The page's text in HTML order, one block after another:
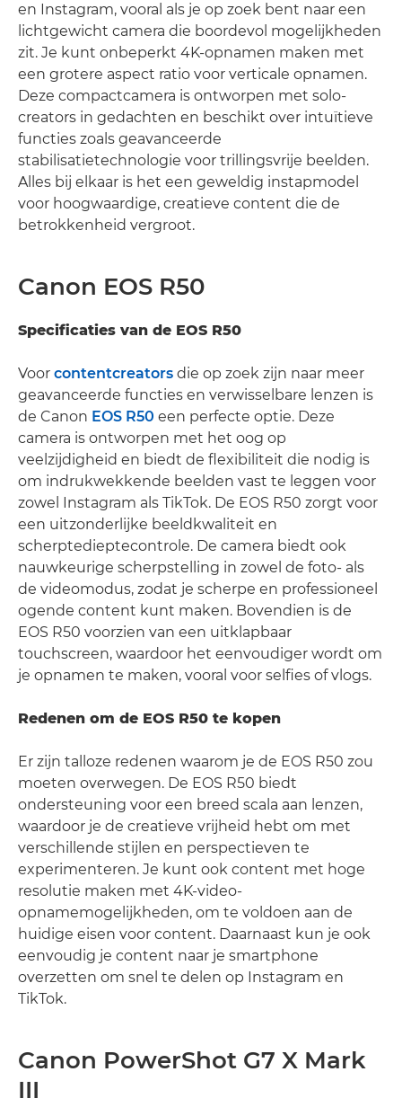
en Instagram, vooral als je op zoek bent naar een
lichtgewicht camera die boordevol mogelijkheden
zit. Je kunt onbeperkt 4K-opnamen maken met
een grotere aspect ratio voor verticale opnamen.
Deze compactcamera is ontworpen met solo-
creators in gedachten en beschikt over intuïtieve
functies zoals geavanceerde
stabilisatietechnologie voor trillingsvrije beelden.
Alles bij elkaar is het een geweldig instapmodel
voor hoogwaardige, creatieve content die de
betrokkenheid vergroot.
Canon EOS R50
Specificaties van de EOS R50
Voor contentcreators die op zoek zijn naar meer
geavanceerde functies en verwisselbare lenzen is
de Canon EOS R50 een perfecte optie. Deze
camera is ontworpen met het oog op
veelzijdigheid en biedt de flexibiliteit die nodig is
om indrukwekkende beelden vast te leggen voor
zowel Instagram als TikTok. De EOS R50 zorgt voor
een uitzonderlijke beeldkwaliteit en
scherptedieptecontrole. De camera biedt ook
nauwkeurige scherpstelling in zowel de foto- als
de videomodus, zodat je scherpe en professioneel
ogende content kunt maken. Bovendien is de
EOS R50 voorzien van een uitklapbaar
touchscreen, waardoor het eenvoudiger wordt om
je opnamen te maken, vooral voor selfies of vlogs.
Redenen om de EOS R50 te kopen
Er zijn talloze redenen waarom je de EOS R50 zou
moeten overwegen. De EOS R50 biedt
ondersteuning voor een breed scala aan lenzen,
waardoor je de creatieve vrijheid hebt om met
verschillende stijlen en perspectieven te
experimenteren. Je kunt ook content met hoge
resolutie maken met 4K-video-
opnamemogelijkheden, om te voldoen aan de
huidige eisen voor content. Daarnaast kun je ook
eenvoudig je content naar je smartphone
overzetten om snel te delen op Instagram en
TikTok.
Canon PowerShot G7 X Mark
III